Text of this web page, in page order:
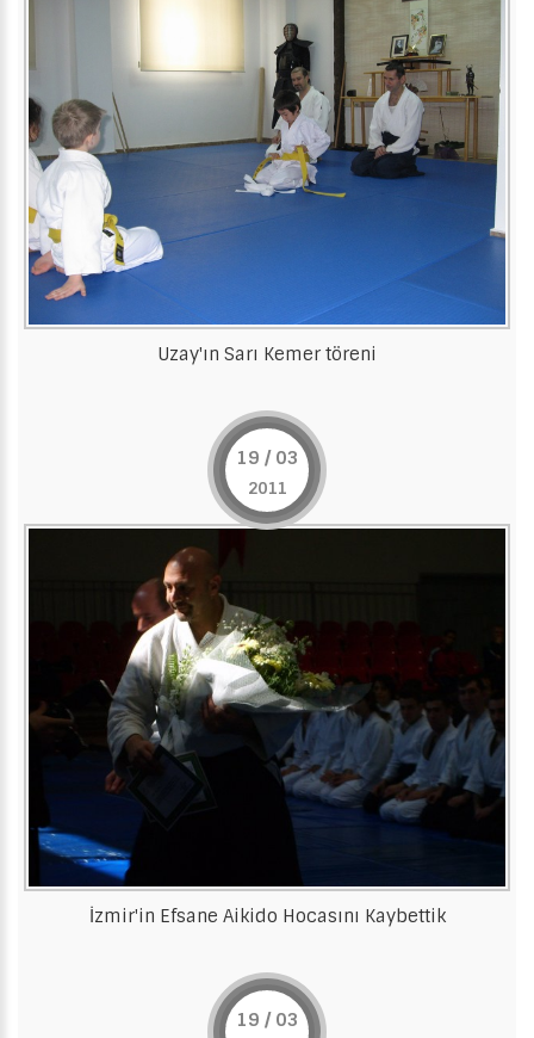
Uzay'ın Sarı Kemer töreni
19 / 03
2011
İzmir'in Efsane Aikido Hocasını Kaybettik
19 / 03